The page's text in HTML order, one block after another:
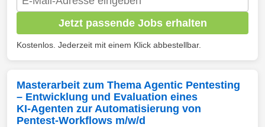
Jetzt passende Jobs erhalten
Kostenlos. Jederzeit mit einem Klick abbestellbar.
Masterarbeit zum Thema Agentic Pentesting
– Entwicklung und Evaluation eines
KI‑Agenten zur Automatisierung von
Pentest‑Workflows m/w/d